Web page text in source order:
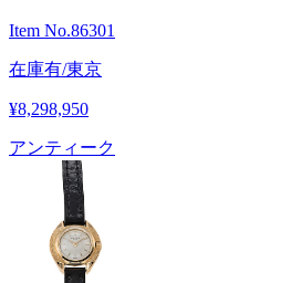
Item No.86301
在庫有/東京
¥8,298,950
アンティーク